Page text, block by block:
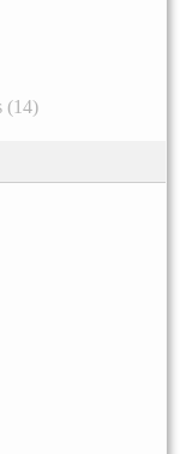
(14)